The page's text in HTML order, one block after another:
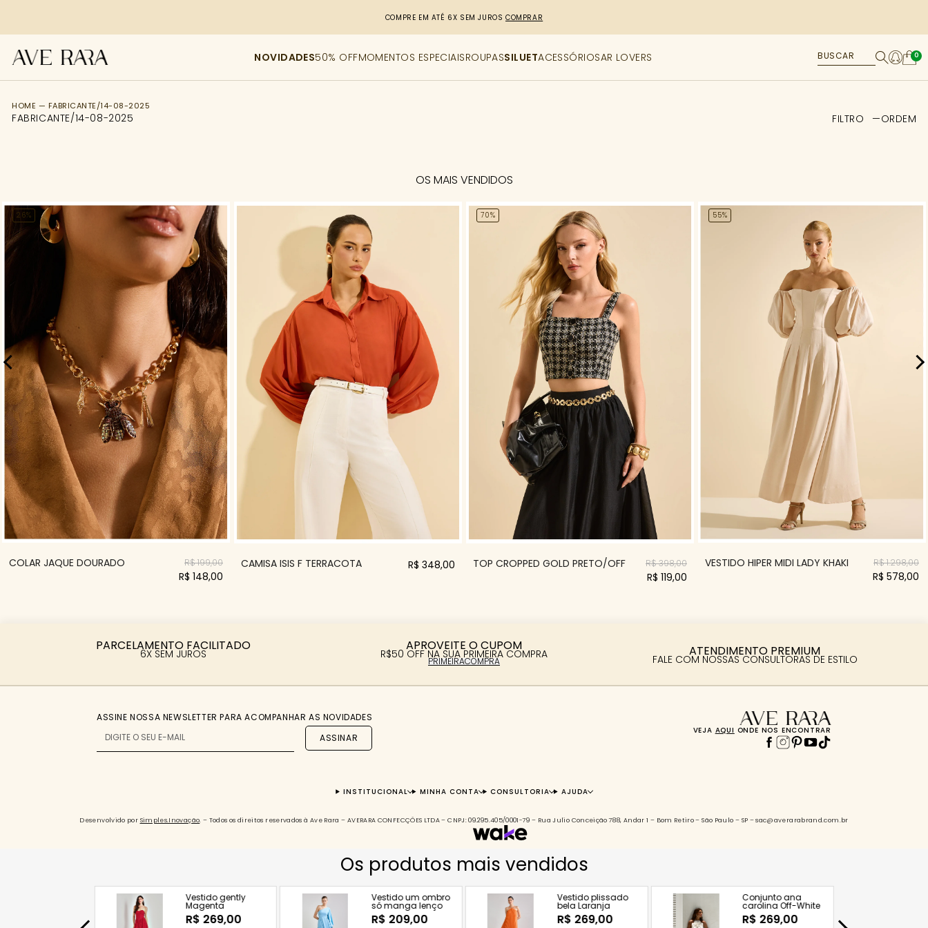
COMPRE EM ATÉ 6X SEM JUROS COMPRAR
NOVIDADES50% OFFMOMENTOS ESPECIAISROUPASSILUETACESSÓRIOSAR LOVERS 0
HOME — FABRICANTE/14-08-2025
FABRICANTE/14-08-2025 FILTRO ORDEM
OS MAIS VENDIDOS
26%
COLAR JAQUE DOURADO R$ 199,00
R$ 148,00
CAMISA ISIS F TERRACOTA R$ 348,00
70%
TOP CROPPED GOLD PRETO/OFF R$ 398,00
R$ 119,00
55%
VESTIDO HIPER MIDI LADY KHAKI R$ 1.298,00
R$ 578,00
PARCELAMENTO FACILITADO
6X SEM JUROS
APROVEITE O CUPOM
R$50 OFF NA SUA PRIMEIRA COMPRA
PRIMEIRACOMPRA
ATENDIMENTO PREMIUM
FALE COM NOSSAS CONSULTORAS DE ESTILO
ASSINE NOSSA NEWSLETTER PARA ACOMPANHAR AS NOVIDADES
ASSINAR
VEJA AQUI ONDE NOS ENCONTRAR
INSTITUCIONAL MINHA CONTA CONSULTORIA AJUDA
Desenvolvido por Simples.Inovação. – Todos os direitos reservados à Ave Rara – AVERARA CONFECÇÕES LTDA – CNPJ: 09.295.405/0001-79 – Rua Julio Conceição 788, Andar 1 – Bom Retiro – São Paulo – SP – sac@averarabrand.com.br